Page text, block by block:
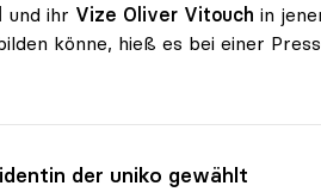
und ihr Vize Oliver Vitouch in
könne, hieß es bei einer
der uniko gewählt